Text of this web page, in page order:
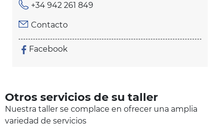
+34 942 261 849
Contacto
Facebook
Otros servicios de su taller
Nuestra taller se complace en ofrecer una amplia
variedad de servicios